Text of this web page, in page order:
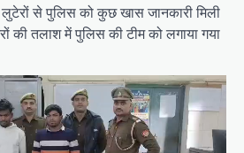
से पुलिस को कुछ खास जानकारी मिली
की तलाश में पुलिस की टीम को लगाया गया